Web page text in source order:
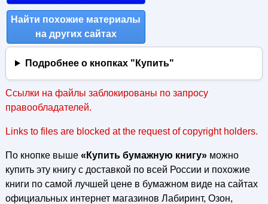
Найти похожие материалы
на других сайтах
Подробнее о кнопках "Купить"
Ссылки на файлы заблокированы по запросу
правообладателей.
Links to files are blocked at the request of copyright holders.
По кнопке выше «Купить бумажную книгу»можно
купить эту книгу с доставкой по всей России и похожие
книги по самой лучшей цене в бумажном виде на сайтах
официальных интернет магазинов Лабиринт, Озон,